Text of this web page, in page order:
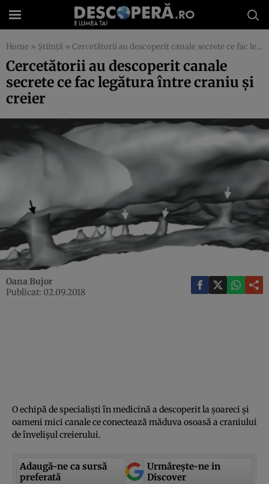
Home » Știință » Cercetătorii au descoperit canale secrete ce fac legătura între craniu şi creier
Cercetătorii au descoperit canale
secrete ce fac legătura între craniu şi
creier
Oana Bujor
Publicat: 02.09.2018
O echipă de specialişti în medicină a descoperit la şoareci şi
oameni mici canale ce conectează măduva osoasă a craniului
de învelişul creierului.
Adaugă-ne ca sursă
preferată
Urmărește-ne in
Discover